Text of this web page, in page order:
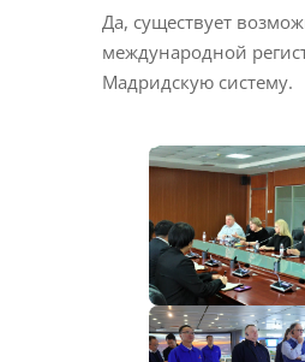
Да, существует
международной
Мадридскую систему.